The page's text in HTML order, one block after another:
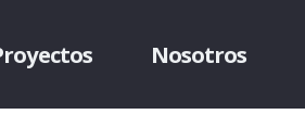
Nosotros